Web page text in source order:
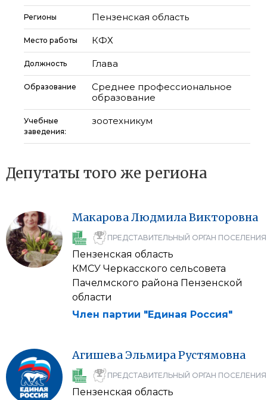
Регионы Пензенская область
Место работы КФХ
Должность Глава
Образование
Среднее профессиональное
образование
Учебные
заведения:
зоотехникум
Депутаты того же региона
МакароваЛюдмилаВикторовна
ПРЕДСТАВИТЕЛЬНЫЙ ОРГАН ПОСЕЛЕНИЯ
Пензенская область
КМСУ Черкасского сельсовета
Пачелмского района Пензенской
области
Член партии "Единая Россия"
Агишева ЭльмираРустямовна
ПРЕДСТАВИТЕЛЬНЫЙ ОРГАН ПОСЕЛЕНИЯ
Пензенская область